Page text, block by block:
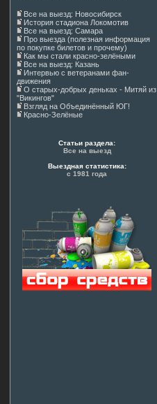
Все на выезд: Новосибирск
История стадиона Локомотив
Все на выезд: Самара
Про выезда (полезная информация
по покупке билетов и прочему)
Как мы стали красно-зелёными
Все на выезд: Казань
Интервью с ветеранами фан-
движения
О старых-добрых деньках - Митяй из
"Викингов"
Взгляд на Объединённый ЮГ!
Красно-Зелёные
Статьи раздела:
Все на выезд
Выездная статистика:
с 1981 года